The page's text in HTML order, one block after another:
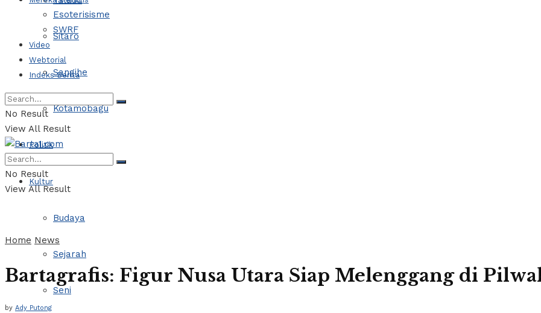
Sitaro
Sangihe
Kotamobagu
Politik
Kultur
Budaya
Sejarah
Seni
Esoterisisme
SWRF
Video
Webtorial
Indeks Berita
No Result
View All Result
No Result
View All Result
Home News
Bartagrafis: Figur Nusa Utara Siap Melenggang di
by Ady Putong